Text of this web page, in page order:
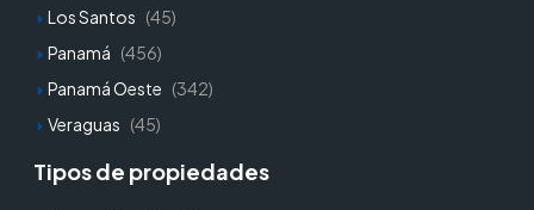
Los Santos (45)
Panamá (456)
Panamá Oeste (342)
Veraguas (45)
Tipos de propiedades